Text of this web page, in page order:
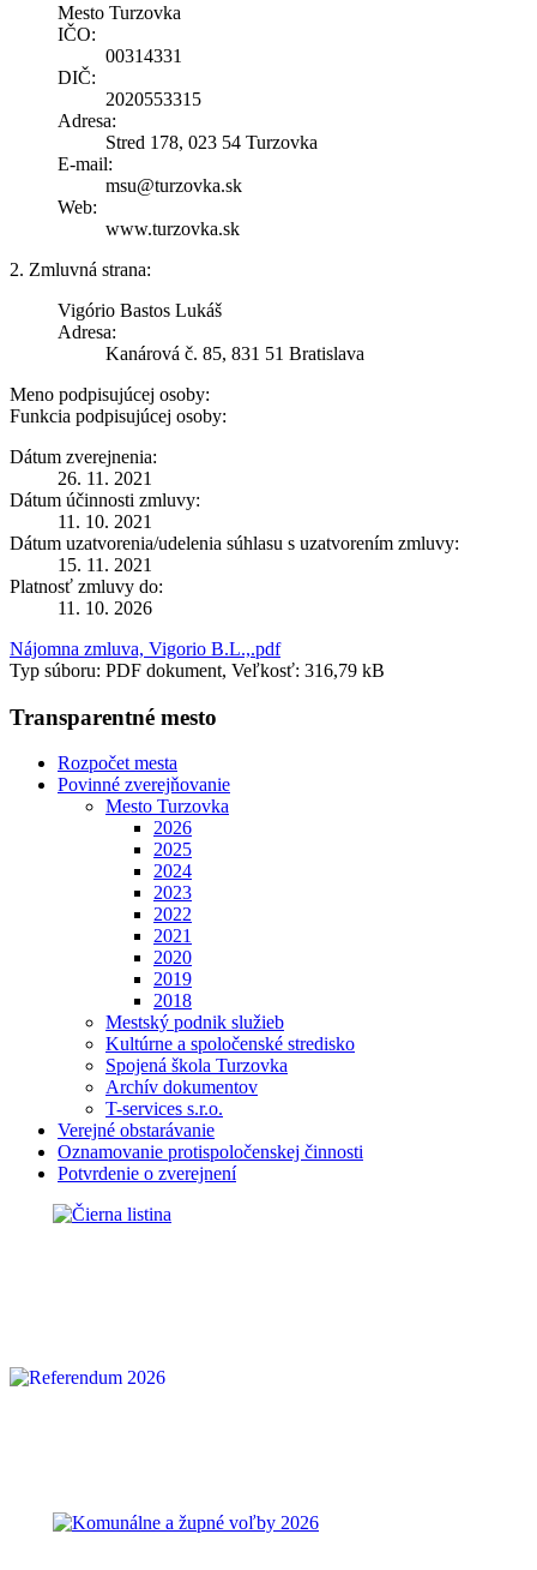
Mesto Turzovka
IČO:
00314331
DIČ:
2020553315
Adresa:
Stred 178, 023 54 Turzovka
E-mail:
msu@turzovka.sk
Web:
www.turzovka.sk
2. Zmluvná strana:
Vigório Bastos Lukáš
Adresa:
Kanárová č. 85, 831 51 Bratislava
Meno podpisujúcej osoby:
Funkcia podpisujúcej osoby:
Dátum zverejnenia:
26. 11. 2021
Dátum účinnosti zmluvy:
11. 10. 2021
Dátum uzatvorenia/udelenia súhlasu s uzatvorením zmluvy:
15. 11. 2021
Platnosť zmluvy do:
11. 10. 2026
Nájomna zmluva, Vigorio B.L.,.pdf
Typ súboru: PDF dokument, Veľkosť: 316,79 kB
Transparentné mesto
Rozpočet mesta
Povinné zverejňovanie
Mesto Turzovka
2026
2025
2024
2023
2022
2021
2020
2019
2018
Mestský podnik služieb
Kultúrne a spoločenské stredisko
Spojená škola Turzovka
Archív dokumentov
T-services s.r.o.
Verejné obstarávanie
Oznamovanie protispoločenskej činnosti
Potvrdenie o zverejnení